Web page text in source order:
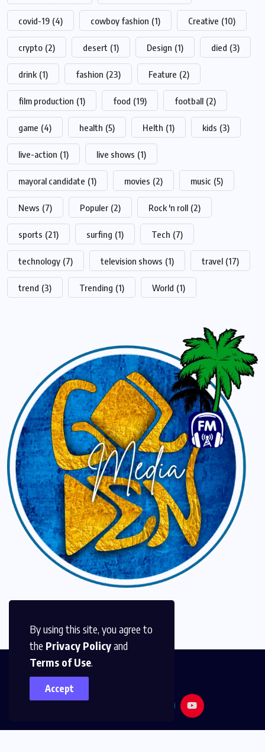
By using this site, you agree to
the Privacy Policyand
Terms of Use.
Accept
covid-19 (4) cowboy fashion (1) Creative (10)
crypto (2) desert (1) Design (1) died (3)
drink (1) fashion (23) Feature (2)
film production (1) food (19) football (2)
game (4) health (5) Helth (1) kids (3)
live-action (1) live shows (1)
mayoral candidate (1) movies (2) music (5)
News (7) Populer (2) Rock 'n roll (2)
sports (21) surfing (1) Tech (7)
technology (7) television shows (1) travel (17)
trend (3) Trending (1) World (1)